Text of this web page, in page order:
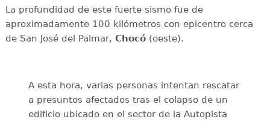
La profundidad de este fuerte sismo fue de
aproximadamente 100 kilómetros con epicentro cerca
de San José del Palmar, Chocó(oeste).
A esta hora, varias personas intentan rescatar
a presuntos afectados tras el colapso de un
edificio ubicado en el sector de la Autopista